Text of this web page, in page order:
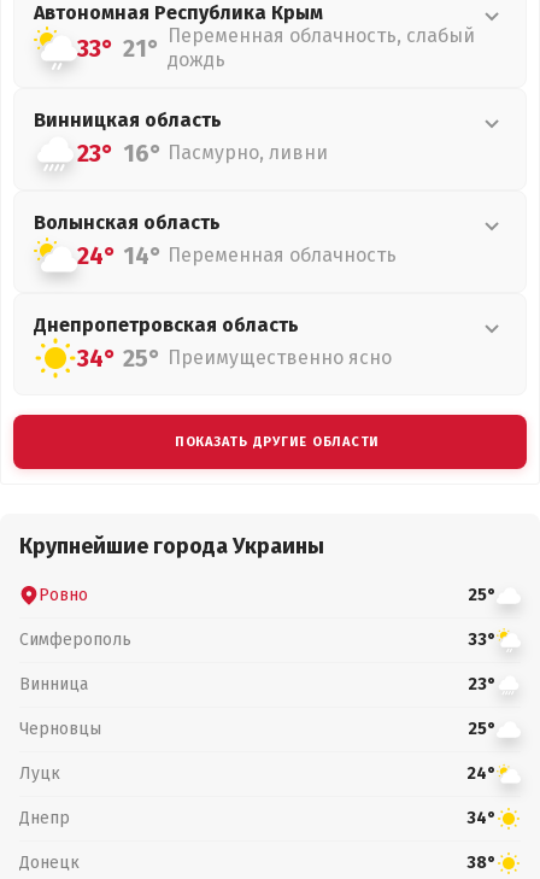
Автономная Республика Крым
33° 21° Переменная облачность, слабый
дождь
Винницкая область
23° 16° Пасмурно, ливни
Волынская область
24° 14° Переменная облачность
Днепропетровская область
34° 25° Преимущественно ясно
ПОКАЗАТЬ ДРУГИЕ ОБЛАСТИ
Крупнейшие города Украины
Ровно 25°
Симферополь 33°
Винница 23°
Черновцы 25°
Луцк 24°
Днепр 34°
Донецк 38°